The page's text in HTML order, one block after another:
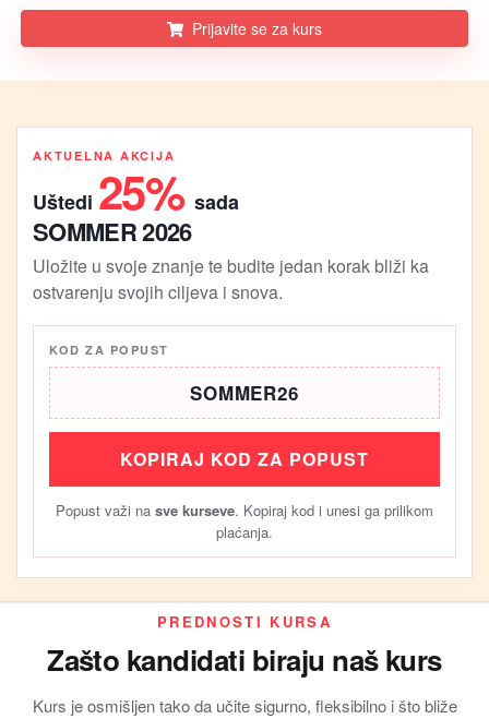
Prijavite se za kurs
AKTUELNA AKCIJA
Uštedi 25% sada
SOMMER 2026
Uložite u svoje znanje te budite jedan korak bliži ka
ostvarenju svojih ciljeva i snova.
KOD ZA POPUST
SOMMER26
KOPIRAJ KOD ZA POPUST
Popust važi na sve kurseve. Kopiraj kod i unesi ga prilikom
plaćanja.
PREDNOSTI KURSA
Zašto kandidati biraju naš kurs
Kurs je osmišljen tako da učite sigurno, fleksibilno i što bliže